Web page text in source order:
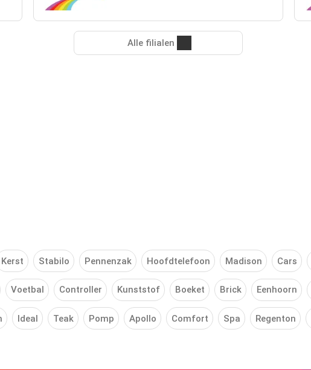
Alle filialen
Kerst Stabilo Pennenzak Hoofdtelefoon Madison Cars
Voetbal Controller Kunststof Boeket Brick Eenhoorn
Ideal Teak Pomp Apollo Comfort Spa Regenton